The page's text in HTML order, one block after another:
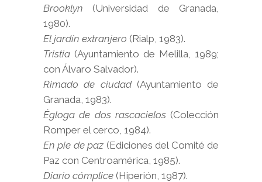
Brooklyn (Universidad de Granada,
1980).
El jardín extranjero (Rialp, 1983).
Tristia (Ayuntamiento de Melilla, 1989;
con Álvaro Salvador).
Rimado de ciudad(Ayuntamiento de
Granada, 1983).
Égloga de dos rascacielos(Colección
Romper el cerco, 1984).
En pie de paz (Ediciones del Comité de
Paz con Centroamérica, 1985).
Diario cómplice (Hiperión, 1987).